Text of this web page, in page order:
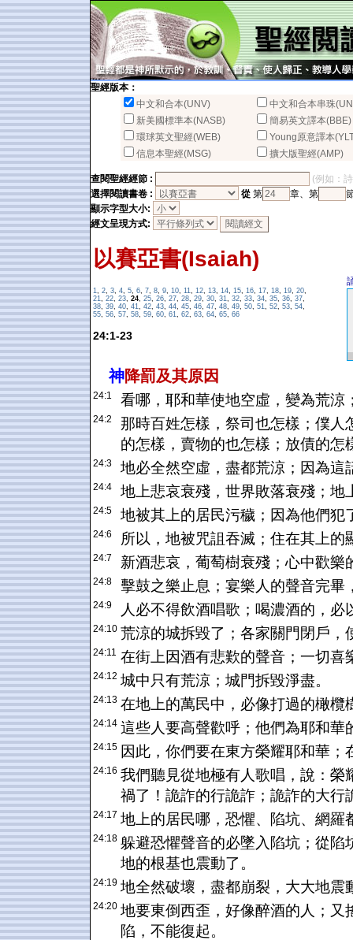
聖經版本：
中文和合本(UNV)
中文和合本串珠
新美國標準本(NASB)
簡易英文譯本(BBE)
環球英文聖經(WEB)
Young原意譯本
信息本聖經(MSG)
擴大版聖經(AMP)
查閱聖經經節 :
(例如：
選擇閱讀書卷 :
從 第 章、第
顯示字型大小:
經文呈現方式:
以賽亞書(Isaiah)
1, 2, 3, 4, 5, 6, 7, 8, 9, 10, 11, 12, 13, 14, 15, 16, 17, 18, 19, 20,
21, 22, 23, 24, 25, 26, 27, 28, 29, 30, 31, 32, 33, 34, 35, 36, 37,
38, 39, 40, 41, 42, 43, 44, 45, 46, 47, 48, 49, 50, 51, 52, 53, 54,
55, 56, 57, 58, 59, 60, 61, 62, 63, 64, 65, 66
24:1-23
神降罰及其原因
24:1 看哪，耶和華使地空虛，變為荒涼
24:2
那時百姓怎樣，祭司也怎樣；僕
的怎樣，賣物的也怎樣；放債的
24:3 地必全然空虛，盡都荒涼；因為這
24:4 地上悲哀衰殘，世界敗落衰殘；地
24:5 地被其上的居民污穢；因為他們犯
24:6 所以，地被咒詛吞滅；住在其上
24:7 新酒悲哀，葡萄樹衰殘；心中歡樂
24:8 擊鼓之樂止息；宴樂人的聲音完畢
24:9 人必不得飲酒唱歌；喝濃酒的，必
24:10 荒涼的城拆毀了；各家關門閉戶，
24:11 在街上因酒有悲歎的聲音；一切
24:12 城中只有荒涼；城門拆毀淨盡。
24:13 在地上的萬民中，必像打過的橄欖
24:14 這些人要高聲歡呼；他們為耶和華
24:15 因此，你們要在東方榮耀耶和華
24:16 我們聽見從地極有人歌唱，說：
禍了！詭詐的行詭詐；詭詐的大行
24:17 地上的居民哪，恐懼、陷坑、網羅
24:18 躲避恐懼聲音的必墜入陷坑；從
地的根基也震動了。
24:19 地全然破壞，盡都崩裂，大大地震
24:20 地要東倒西歪，好像醉酒的人；
陷，不能復起。